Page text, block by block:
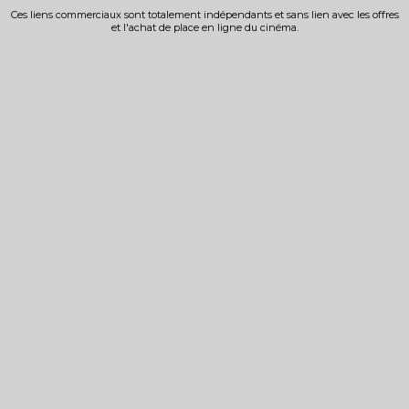
Ces liens commerciaux sont totalement indépendants et sans lien avec les offres
et l'achat de place en ligne du cinéma.